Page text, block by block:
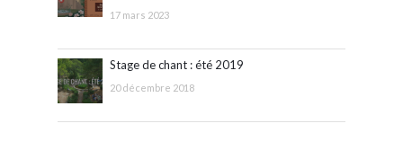
17 mars 2023
Stage de chant : été 2019
20 décembre 2018